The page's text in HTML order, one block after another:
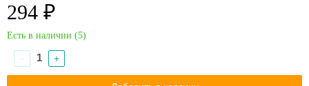
294 ₽
Есть в наличии (5)
− +